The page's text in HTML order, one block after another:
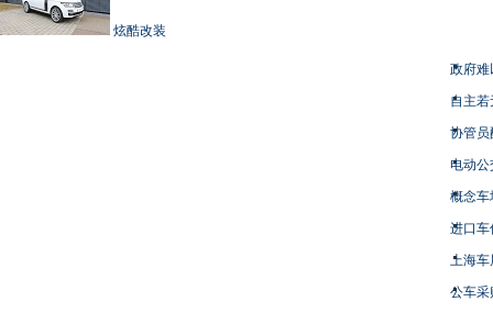
炫酷改装
政府难
自主
协管员
电动
概念车
进口车
上海车
公车采